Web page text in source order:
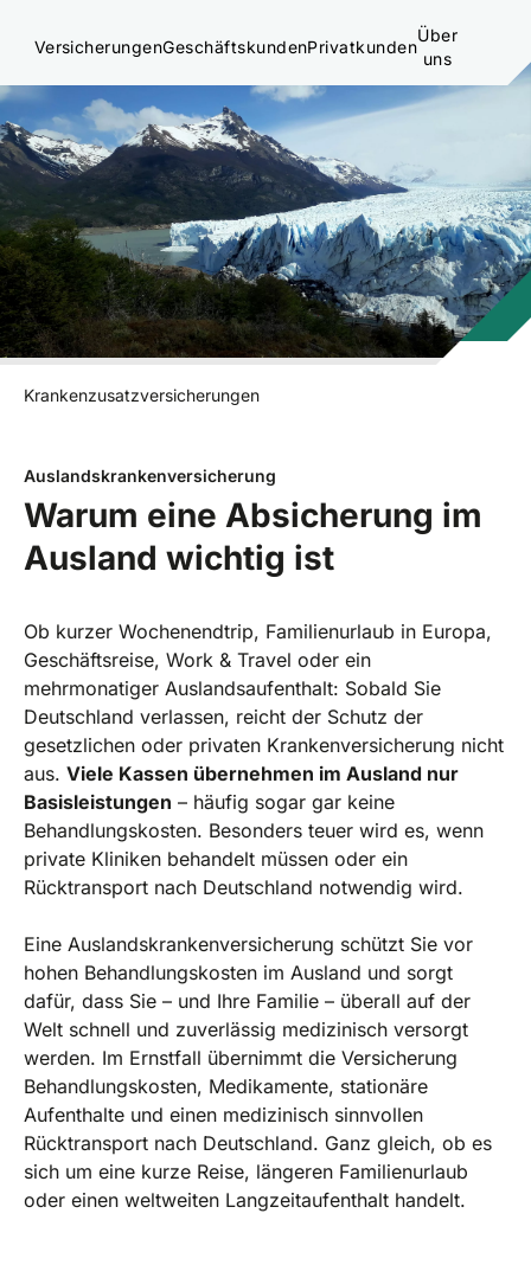
VersicherungenGeschäftskundenPrivatkunden
Über
uns
Krankenzusatzversicherungen
Auslandskrankenversicherung
Warum eine Absicherung im
Ausland wichtig ist
Ob kurzer Wochenendtrip, Familienurlaub in Europa,
Geschäftsreise, Work & Travel oder ein
mehrmonatiger Auslandsaufenthalt: Sobald Sie
Deutschland verlassen, reicht der Schutz der
gesetzlichen oder privaten Krankenversicherung nicht
aus. Viele Kassen übernehmen im Ausland nur
Basisleistungen – häufig sogar gar keine
Behandlungskosten. Besonders teuer wird es, wenn
private Kliniken behandelt müssen oder ein
Rücktransport nach Deutschland notwendig wird.
Eine Auslandskrankenversicherung schützt Sie vor
hohen Behandlungskosten im Ausland und sorgt
dafür, dass Sie – und Ihre Familie – überall auf der
Welt schnell und zuverlässig medizinisch versorgt
werden. Im Ernstfall übernimmt die Versicherung
Behandlungskosten, Medikamente, stationäre
Aufenthalte und einen medizinisch sinnvollen
Rücktransport nach Deutschland. Ganz gleich, ob es
sich um eine kurze Reise, längeren Familienurlaub
oder einen weltweiten Langzeitaufenthalt handelt.